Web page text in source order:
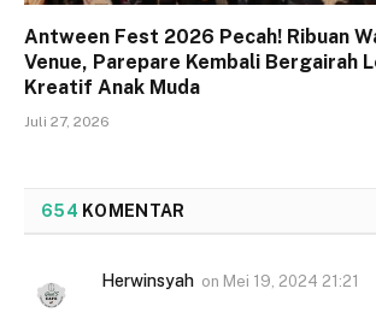
Antween Fest 2026 Pecah! Ribuan
Venue, Parepare Kembali Bergairah
Kreatif Anak Muda
Juli 27, 2026
654 KOMENTAR
Herwinsyah on Mei 19, 2024 21:21